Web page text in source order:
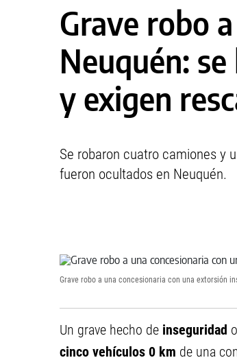
Grave robo
Neuquén:
y exigen
Se robaron cuatro camiones y
fueron ocultados en Neuquén.
Grave robo a una concesionaria con una extorsión
Un grave hecho de inseguridad
cinco vehículos 0 km de una